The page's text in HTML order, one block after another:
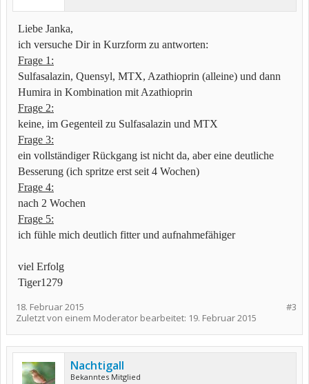
Liebe Janka,
ich versuche Dir in Kurzform zu antworten:
Frage 1:
Sulfasalazin, Quensyl, MTX, Azathioprin (alleine) und dann
Humira in Kombination mit Azathioprin
Frage 2:
keine, im Gegenteil zu Sulfasalazin und MTX
Frage 3:
ein vollständiger Rückgang ist nicht da, aber eine deutliche
Besserung (ich spritze erst seit 4 Wochen)
Frage 4:
nach 2 Wochen
Frage 5:
ich fühle mich deutlich fitter und aufnahmefähiger
viel Erfolg
Tiger1279
#3
18. Februar 2015
Zuletzt von einem Moderator bearbeitet: 19. Februar 2015
Nachtigall
Bekanntes Mitglied